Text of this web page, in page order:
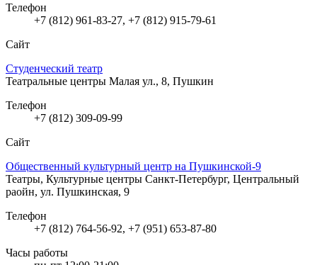
Телефон
+7 (812) 961-83-27, +7 (812) 915-79-61
Сайт
Студенческий театр
Театральные центры Малая ул., 8, Пушкин
Телефон
+7 (812) 309-09-99
Сайт
Общественный культурный центр на Пушкинской-9
Театры, Культурные центры Санкт-Петербург, Центральный
раойн, ул. Пушкинская, 9
Телефон
+7 (812) 764-56-92, +7 (951) 653-87-80
Часы работы